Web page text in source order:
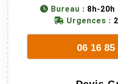
Bureau : 8h-20h
Urgences :
06 16 85